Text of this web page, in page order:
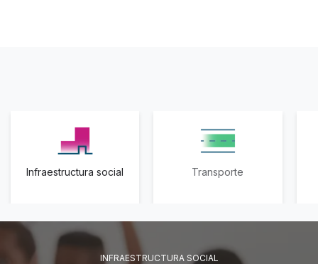
Infraestructura social Transporte
INFRAESTRUCTURA SOCIAL